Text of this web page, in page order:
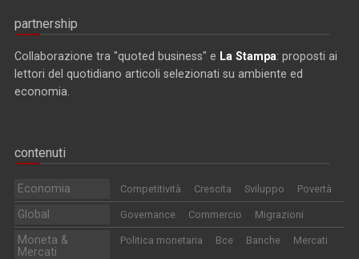
partnership
Collaborazione tra "quoted business" e La Stampa: proposti ai
lettori del quotidiano articoli selezionati su ambiente ed
economia.
contenuti
Economia Competitività Crescita Sviluppo Povertà
Global Governance Commercio Migrazioni
Moneta &
Mercati
Politica monetaria Bce Banche Mercati